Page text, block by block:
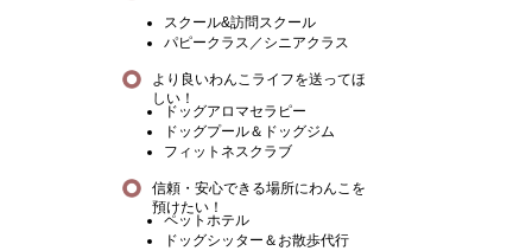
スクール&訪問スクール
パピークラス／シニアクラス
より良いわんこライフを送ってほ
しい！
ドッグアロマセラピー
ドッグプール＆ドッグジム
フィットネスクラブ
信頼・安心できる場所にわんこを
預けたい！
ペットホテル
ドッグシッター＆お散歩代行